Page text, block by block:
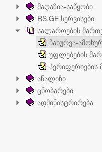
მაღაზია-საწყობი
RS.GE სერვისები
სალაროების
ჩახურვა-
უფლებების
პერიფერიების
ანალიზი
ცნობარები
ადმინისტრირება